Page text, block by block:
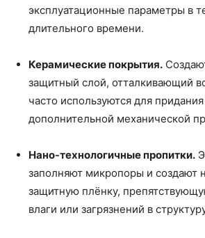
эксплуатационные параметры в
длительного времени.
Керамические покрытия.
защитный слой, отталкивающий
часто используются для
дополнительной механической
Нано-технологичные пропитки.
заполняют микропоры и создают
защитную плёнку,
влаги или загрязнений в